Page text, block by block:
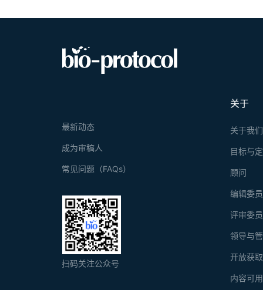
关于
关于我们
目标与
顾问
编辑委
评审委
领导与
开放获
内容可
最新动态
成为审稿人
常见问题（FAQs）
扫码关注公众号